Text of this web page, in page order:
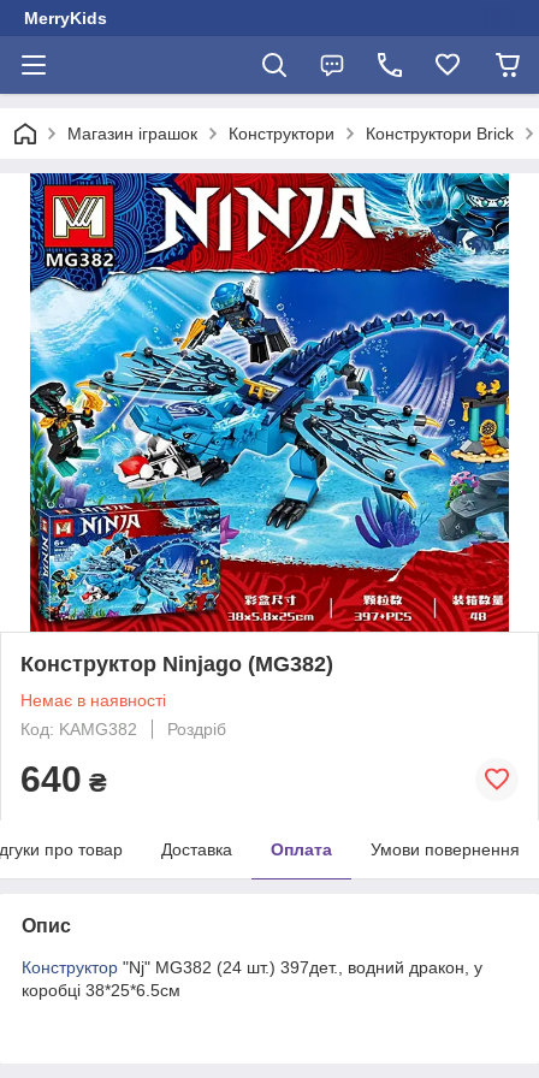
MerryKids
Магазин іграшок Конструктори Конструктори Brick
Конструктор Ninjago (MG382)
Немає в наявності
Код: KAMG382
Роздріб
640 ₴
про товар Доставка Оплата Умови повернення
Опис
Конструктор "Nj" MG382 (24 шт.) 397дет., водний дракон, у
коробці 38*25*6.5см